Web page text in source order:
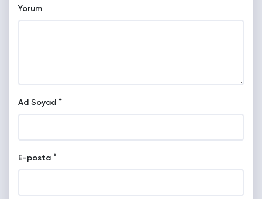
Yorum
Ad Soyad *
E-posta *